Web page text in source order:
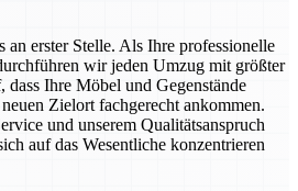
an erster Stelle. Als Ihre professionelle
wir jeden Umzug mit größter
dass Ihre Möbel und Gegenstände
Zielort fachgerecht ankommen.
und unserem Qualitätsanspruch
auf das Wesentliche konzentrieren